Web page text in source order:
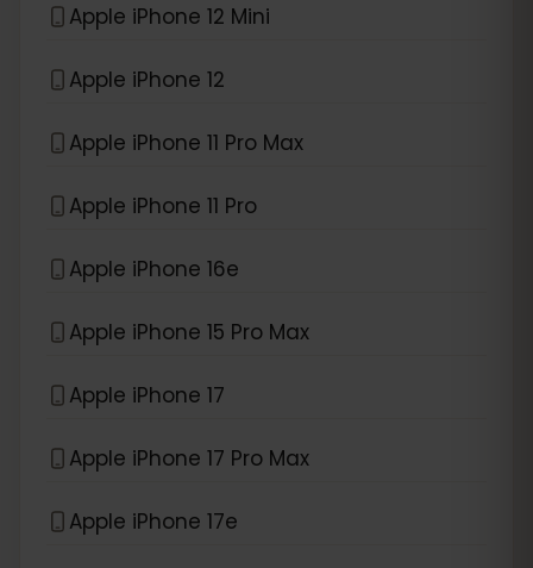
Apple iPhone 12 Mini
Apple iPhone 12
Apple iPhone 11 Pro Max
Apple iPhone 11 Pro
Apple iPhone 16e
Apple iPhone 15 Pro Max
Apple iPhone 17
Apple iPhone 17 Pro Max
Apple iPhone 17e